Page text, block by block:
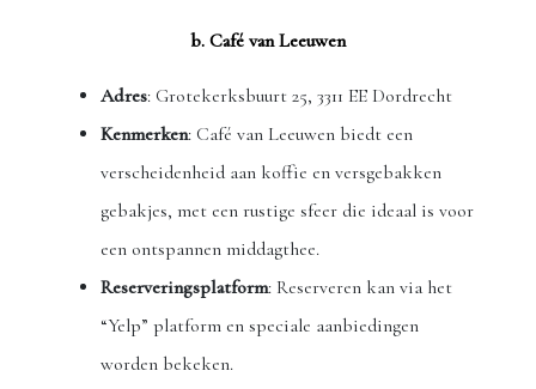
b. Café van Leeuwen
Adres: Grotekerksbuurt 25, 3311 EE Dordrecht
Kenmerken: Café van Leeuwen biedt een
verscheidenheid aan koffie en versgebakken
gebakjes, met een rustige sfeer die ideaal is voor
een ontspannen middagthee.
Reserveringsplatform: Reserveren kan via het
“Yelp” platform en speciale aanbiedingen
worden bekeken.